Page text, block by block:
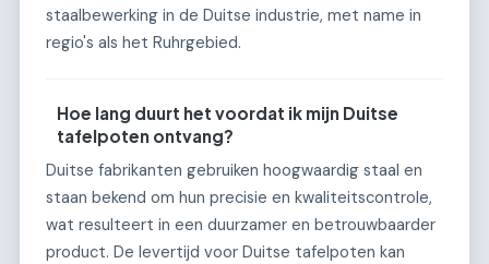
staalbewerking in de Duitse industrie, met name in
regio's als het Ruhrgebied.
Hoe lang duurt het voordat ik mijn Duitse
tafelpoten ontvang?
Duitse fabrikanten gebruiken hoogwaardig staal en
staan bekend om hun precisie en kwaliteitscontrole,
wat resulteert in een duurzamer en betrouwbaarder
product. De levertijd voor Duitse tafelpoten kan